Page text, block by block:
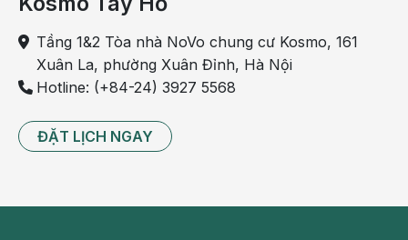
do cơ thể thiếu hụt quá nhiều vitamin B12.
Một lưu ý nếu bạn mắc bệnh tiểu đường thì chú ý
đến thuốc kháng viêm, có thể nó làm tăng lượng
đường trong máu. Tốt nhất bạn nên hỏi rõ ý kiến của
bác sĩ về vấn đề này.
không thay thế cho việc chẩn đoán hoặc điều trị y
Tầng 1&2 Tòa nhà NoVo chung cư Kosmo, 161
Xuân La, phường Xuân Đỉnh, Hà Nội
Hotline: (+84-24) 3927 5568
ĐẶT LỊCH NGAY